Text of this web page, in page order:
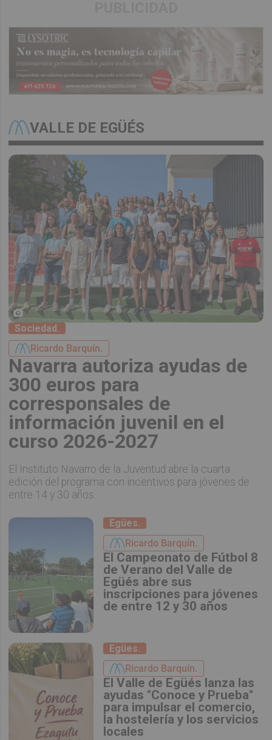
VALLE DE EGÜÉS
Sociedad.
Ricardo Barquín.
Navarra autoriza ayudas de
300 euros para
corresponsales de
información juvenil en el
curso 2026-2027
El Instituto Navarro de la Juventud abre la cuarta
edición del programa con incentivos para jóvenes de
entre 14 y 30 años.
Egües.
Ricardo Barquín.
El Campeonato de Fútbol 8
de Verano del Valle de
Egüés abre sus
inscripciones para jóvenes
de entre 12 y 30 años
Egües.
Ricardo Barquín.
El Valle de Egüés lanza las
ayudas "Conoce y Prueba"
para impulsar el comercio,
la hostelería y los servicios
locales